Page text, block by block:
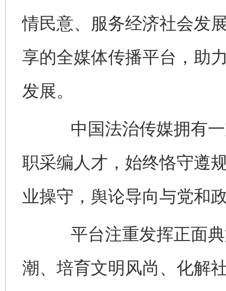
情民意、服务经济社会发
享的全媒体传播平台，助
发展。
中国法治传媒拥有一
职采编人才，始终恪守遵
业操守，舆论导向与党和
平台注重发挥正面典
潮、培育文明风尚、化解